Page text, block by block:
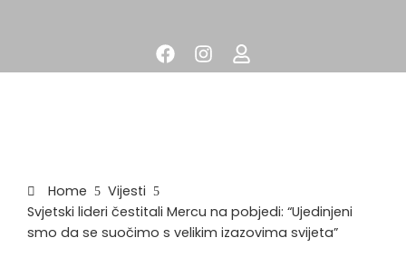
Home
Vijesti
Svjetski lideri čestitali Mercu na pobjedi: “Ujedinjeni
smo da se suočimo s velikim izazovima svijeta”